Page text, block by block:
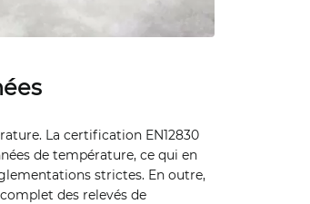
La certification EN12830
de température, ce qui en
strictes. En outre,
des relevés de